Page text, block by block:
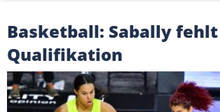
Basketball: Sabally fehlt
Qualifikation